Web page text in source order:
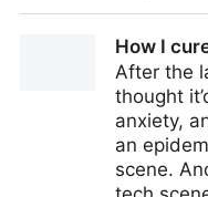
How I
After the
thought
anxiety,
an
scene.